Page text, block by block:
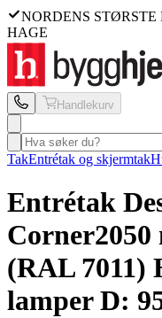
NORDENS
HAGE
Handlekurv
TakEntrétak og skjermtak
Entrétak
Corner
(RAL 7011)
lamper D: